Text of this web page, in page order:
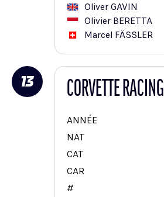
OliverGAVIN
Olivier BERETTA
Marcel FÄSSLER
13 CORVETTE RACING
ANNÉE
NAT
CAT
CAR
#